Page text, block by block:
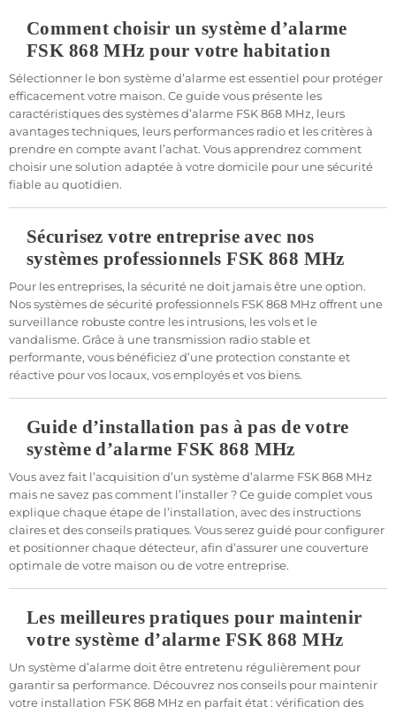
Comment choisir un système d’alarme
FSK 868 MHz pour votre habitation
Sélectionner le bon système d’alarme est essentiel pour protéger
efficacement votre maison. Ce guide vous présente les
caractéristiques des systèmes d’alarme FSK 868 MHz, leurs
avantages techniques, leurs performances radio et les critères à
prendre en compte avant l’achat. Vous apprendrez comment
choisir une solution adaptée à votre domicile pour une sécurité
fiable au quotidien.
Sécurisez votre entreprise avec nos
systèmes professionnels FSK 868 MHz
Pour les entreprises, la sécurité ne doit jamais être une option.
Nos systèmes de sécurité professionnels FSK 868 MHz offrent une
surveillance robuste contre les intrusions, les vols et le
vandalisme. Grâce à une transmission radio stable et
performante, vous bénéficiez d’une protection constante et
réactive pour vos locaux, vos employés et vos biens.
Guide d’installation pas à pas de votre
système d’alarme FSK 868 MHz
Vous avez fait l’acquisition d’un système d’alarme FSK 868 MHz
mais ne savez pas comment l’installer ? Ce guide complet vous
explique chaque étape de l’installation, avec des instructions
claires et des conseils pratiques. Vous serez guidé pour configurer
et positionner chaque détecteur, afin d’assurer une couverture
optimale de votre maison ou de votre entreprise.
Les meilleures pratiques pour maintenir
votre système d’alarme FSK 868 MHz
Un système d’alarme doit être entretenu régulièrement pour
garantir sa performance. Découvrez nos conseils pour maintenir
votre installation FSK 868 MHz en parfait état : vérification des